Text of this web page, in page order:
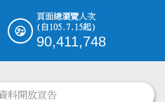
頁面總瀏覽人次
(自105.7.15起)
90,411,748
料開放宣告